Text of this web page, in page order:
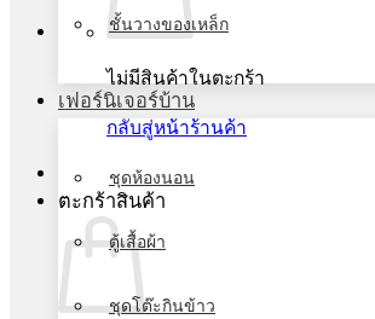
ไม่มีสินค้าในตะกร้า
กลับสู่หน้าร้านค้า
ตะกร้าสินค้า
ชั้นวางของเหล็ก
เฟอร์นิเจอร์บ้าน
ชุดห้องนอน
ตู้เสื้อผ้า
ชุดโต๊ะกินข้าว